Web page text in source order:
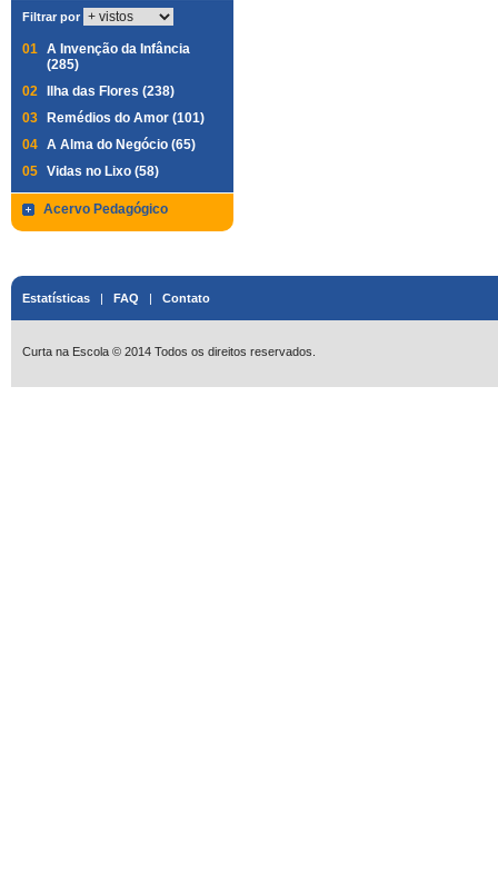
Filtrar por
01 A Invenção da Infância
(285)
02
Ilha das Flores (238)
03
Remédios do Amor (101)
04 A Alma do Negócio (65)
05 Vidas no Lixo (58)
Acervo Pedagógico
Estatísticas | FAQ | Contato
Curta na Escola © 2014 Todos os direitos reservados.